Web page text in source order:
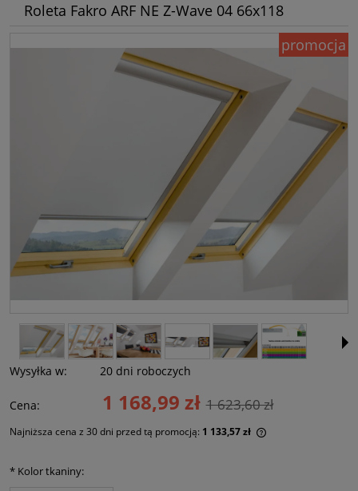
Roleta Fakro ARF NE Z-Wave 04 66x118
promocja
Wysyłka w: 20 dni roboczych
Cena: 1 168,99 zł 1 623,60 zł
Najniższa cena z 30 dni przed tą promocją: 1 133,57 zł
* Kolor tkaniny: